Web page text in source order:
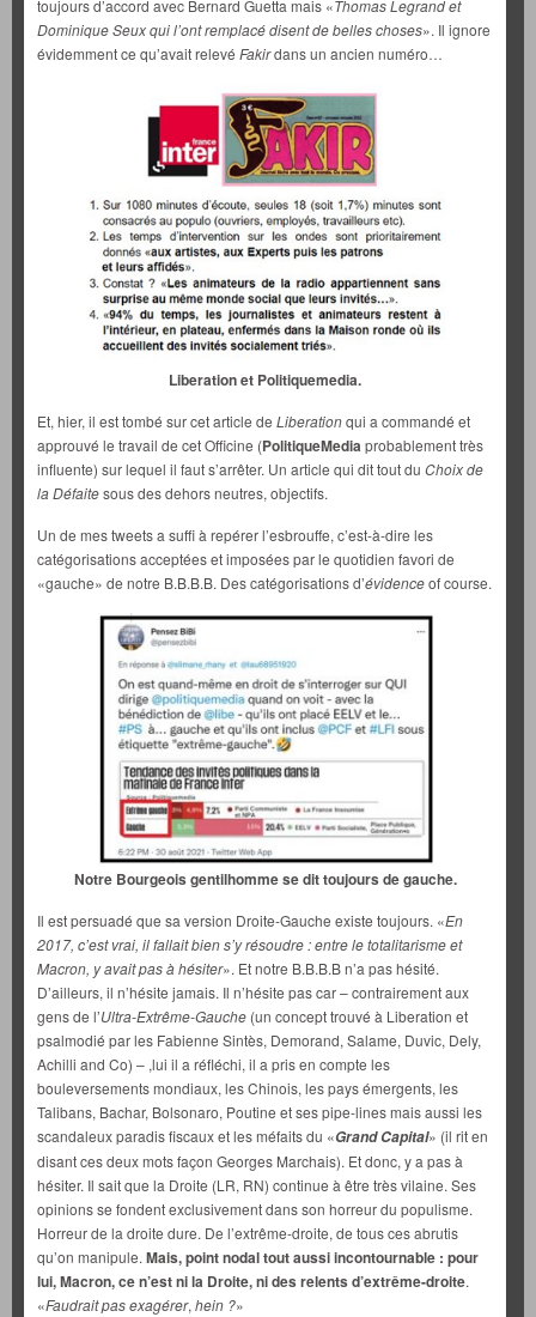
toujours d’accord avec Bernard Guetta mais «Thomas Legrand et
Dominique Seux qui l’ont remplacé disent de belles choses». Il ignore
évidemment ce qu’avait relevé Fakirdans un ancien numéro…
Liberation et Politiquemedia.
Et, hier, il est tombé sur cet article de Liberationqui a commandé et
approuvé le travail de cet Officine (PolitiqueMediaprobablement très
influente) sur lequel il faut s’arrêter. Un article qui dit tout du Choix de
la Défaitesous des dehors neutres, objectifs.
Un de mes tweets a suffi à repérer l’esbrouffe, c’est-à-dire les
catégorisations acceptées et imposées par le quotidien favori de
«gauche» de notre B.B.B.B. Des catégorisations d’évidenceof course.
Notre Bourgeois gentilhomme se dit toujours de gauche.
Il est persuadé que sa version Droite-Gauche existe toujours. «En
2017, c’est vrai, il fallait bien s’y résoudre : entre le totalitarisme et
Macron, y avait pas à hésiter». Et notre B.B.B.B n’a pas hésité.
D’ailleurs, il n’hésite jamais. Il n’hésite pas car – contrairement aux
gens de l’Ultra-Extrême-Gauche (un concept trouvé à Liberation et
psalmodié par les Fabienne Sintès, Demorand, Salame, Duvic, Dely,
Achilli and Co) – ,lui il a réfléchi, il a pris en compte les
bouleversements mondiaux, les Chinois, les pays émergents, les
Talibans, Bachar, Bolsonaro, Poutine et ses pipe-lines mais aussi les
scandaleux paradis fiscaux et les méfaits du «Grand Capital» (il rit en
disant ces deux mots façon Georges Marchais). Et donc, y a pas à
hésiter. Il sait que la Droite (LR, RN) continue à être très vilaine. Ses
opinions se fondent exclusivement dans son horreur du populisme.
Horreur de la droite dure. De l’extrême-droite, de tous ces abrutis
qu’on manipule. Mais, point nodal tout aussi incontournable : pour
lui, Macron, ce n’est ni la Droite, ni des relents d’extrême-droite.
«Faudrait pas exagérer, hein ?»